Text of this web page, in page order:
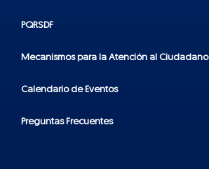
PQRSDF
Mecanismos para la Atención al Ciudadano
Calendario de Eventos
Preguntas Frecuentes